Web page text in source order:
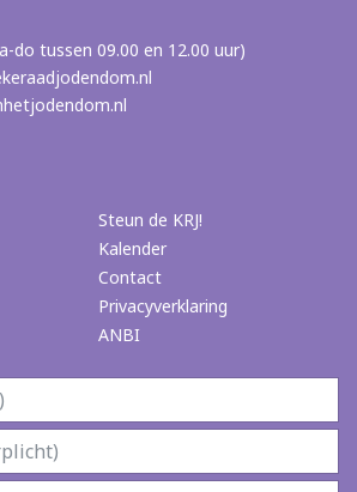
do tussen 09.00 en 12.00 uur)
Steun de KRJ!
Kalender
Contact
Privacyverklaring
ANBI